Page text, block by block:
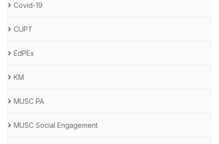
Covid-19
CUPT
EdPEx
KM
MUSC PA
MUSC Social Engagement